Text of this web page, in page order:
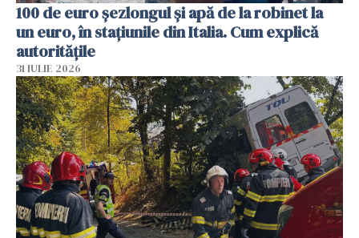
100 de euro șezlongul și apă de la robinet la
un euro, în stațiunile din Italia. Cum explică
autoritățile
31 IULIE 2026